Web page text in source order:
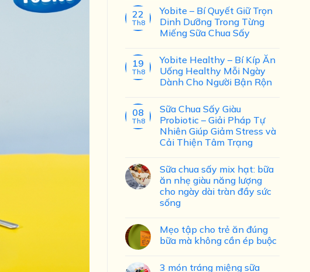
22
Th8
Yobite – Bí Quyết Giữ Trọn
Dinh Dưỡng Trong Từng
Miếng Sữa Chua Sấy
19
Th8
Yobite Healthy – Bí Kíp Ăn
Uống Healthy Mỗi Ngày
Dành Cho Người Bận Rộn
08
Th8
Sữa Chua Sấy Giàu
Probiotic – Giải Pháp Tự
Nhiên Giúp Giảm Stress và
Cải Thiện Tâm Trạng
Sữa chua sấy mix hạt: bữa
ăn nhẹ giàu năng lượng
cho ngày dài tràn đầy sức
sống
Mẹo tập cho trẻ ăn đúng
bữa mà không cần ép buộc
3 món tráng miệng sữa